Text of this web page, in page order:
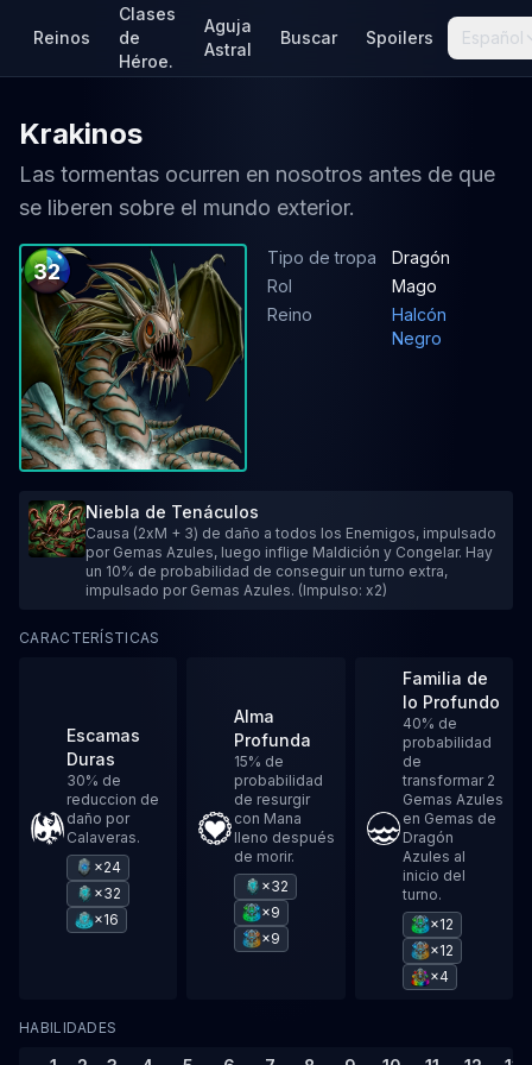
Reinos
Clases
de
Héroe.
Aguja
Astral
Buscar Spoilers Español
Krakinos
Las tormentas ocurren en nosotros antes de que
se liberen sobre el mundo exterior.
32
Tipo de tropa
Dragón
Rol
Mago
Reino
Halcón
Negro
Niebla de Tenáculos
Causa (2xM + 3) de daño a todos los Enemigos, impulsado
por Gemas Azules, luego inflige Maldición y Congelar. Hay
un 10% de probabilidad de conseguir un turno extra,
impulsado por Gemas Azules. (Impulso: x2)
CARACTERÍSTICAS
Escamas
Duras
30% de
reduccion de
daño por
Calaveras.
×24
×32
×16
Alma
Profunda
15% de
probabilidad
de resurgir
con Mana
lleno después
de morir.
×32
×9
×9
Familia de
lo Profundo
40% de
probabilidad
de
transformar 2
Gemas Azules
en Gemas de
Dragón
Azules al
inicio del
turno.
×12
×12
×4
HABILIDADES